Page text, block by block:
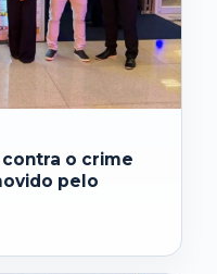
o crime
pelo